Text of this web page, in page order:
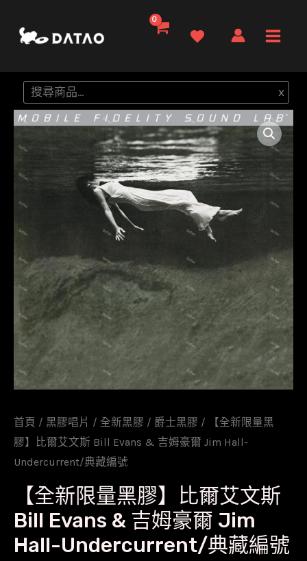
要
Menu
搜
尋
x
首頁 / 黑膠唱片 / 全新黑膠 / 爵士黑膠 / 【全新限量黑
膠】比爾艾文斯 Bill Evans & 吉姆豪爾 Jim Hall-
Undercurrent/典藏編號
【全新限量黑膠】比爾艾文斯
Bill Evans & 吉姆豪爾 Jim
Hall-Undercurrent/典藏編號